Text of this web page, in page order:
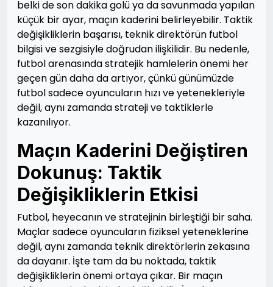
belki de son dakika golü ya da savunmada yapılan
küçük bir ayar, maçın kaderini belirleyebilir. Taktik
değişikliklerin başarısı, teknik direktörün futbol
bilgisi ve sezgisiyle doğrudan ilişkilidir. Bu nedenle,
futbol arenasında stratejik hamlelerin önemi her
geçen gün daha da artıyor, çünkü günümüzde
futbol sadece oyuncuların hızı ve yetenekleriyle
değil, aynı zamanda strateji ve taktiklerle
kazanılıyor.
Maçın Kaderini Değiştiren
Dokunuş: Taktik
Değişikliklerin Etkisi
Futbol, heyecanın ve stratejinin birleştiği bir saha.
Maçlar sadece oyuncuların fiziksel yeteneklerine
değil, aynı zamanda teknik direktörlerin zekasına
da dayanır. İşte tam da bu noktada, taktik
değişikliklerin önemi ortaya çıkar. Bir maçın